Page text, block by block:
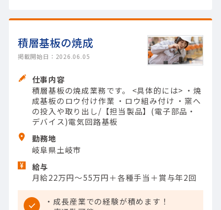
積層基板の焼成
掲載開始日：2026.06.05
仕事内容
積層基板の焼成業務です。 <具体的には> ・焼
成基板のロウ付け作業 ・ロウ組み付け ・窯へ
の投入や取り出し/【担当製品】(電子部品・
デバイス)電気回路基板
勤務地
岐阜県土岐市
給与
月給22万円～55万円＋各種手当＋賞与年2回
・成長産業での経験が積めます！